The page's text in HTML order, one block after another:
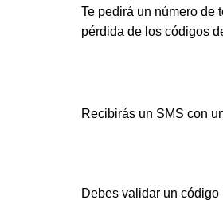
Te pedirá un número de
pérdida de los códigos
Recibirás un SMS con
Debes validar un